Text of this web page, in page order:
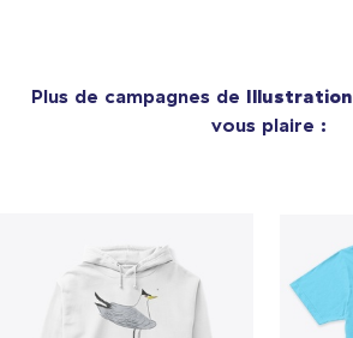
Plus de campagnes de Illustration
vous plaire :